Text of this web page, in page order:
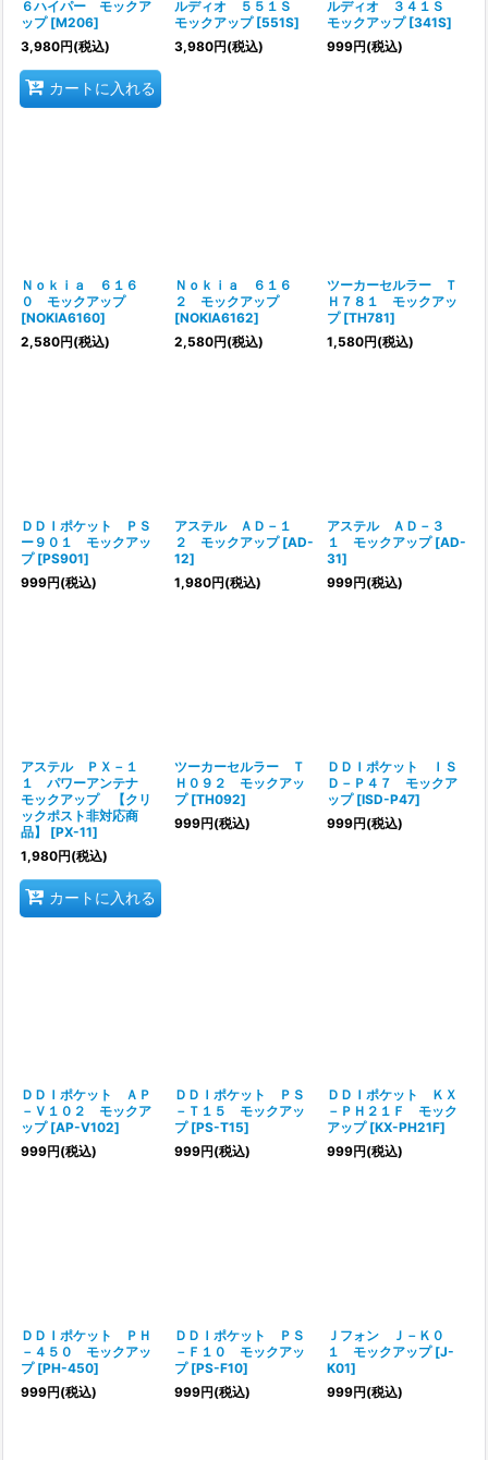
６ハイパー モックア
ップ [M206]
3,980円(税込)
カートに入れる
ルディオ ５５１Ｓ
モックアップ [551S]
3,980円(税込)
ルディオ ３４１Ｓ
モックアップ [341S]
999円(税込)
Ｎｏｋｉａ ６１６
０ モックアップ
[NOKIA6160]
2,580円(税込)
Ｎｏｋｉａ ６１６
２ モックアップ
[NOKIA6162]
2,580円(税込)
ツーカーセルラー Ｔ
Ｈ７８１ モックアッ
プ [TH781]
1,580円(税込)
ＤＤＩポケット ＰＳ
ー９０１ モックアッ
プ [PS901]
999円(税込)
アステル ＡＤ－１
２ モックアップ [AD-
12]
1,980円(税込)
アステル ＡＤ－３
１ モックアップ [AD-
31]
999円(税込)
アステル ＰＸ－１
１ パワーアンテナ
モックアップ 【クリ
ックポスト非対応商
品】
[PX-11]
1,980円(税込)
カートに入れる
ツーカーセルラー Ｔ
Ｈ０９２ モックアッ
プ [TH092]
999円(税込)
ＤＤＩポケット ＩＳ
Ｄ－Ｐ４７ モックア
ップ [ISD-P47]
999円(税込)
ＤＤＩポケット ＡＰ
－Ｖ１０２ モックア
ップ [AP-V102]
999円(税込)
ＤＤＩポケット ＰＳ
－Ｔ１５ モックアッ
プ [PS-T15]
999円(税込)
ＤＤＩポケット ＫＸ
－ＰＨ２１Ｆ モック
アップ [KX-PH21F]
999円(税込)
ＤＤＩポケット ＰＨ
－４５０ モックアッ
プ [PH-450]
999円(税込)
ＤＤＩポケット ＰＳ
－Ｆ１０ モックアッ
プ [PS-F10]
999円(税込)
Ｊフォン Ｊ－Ｋ０
１ モックアップ [J-
K01]
999円(税込)